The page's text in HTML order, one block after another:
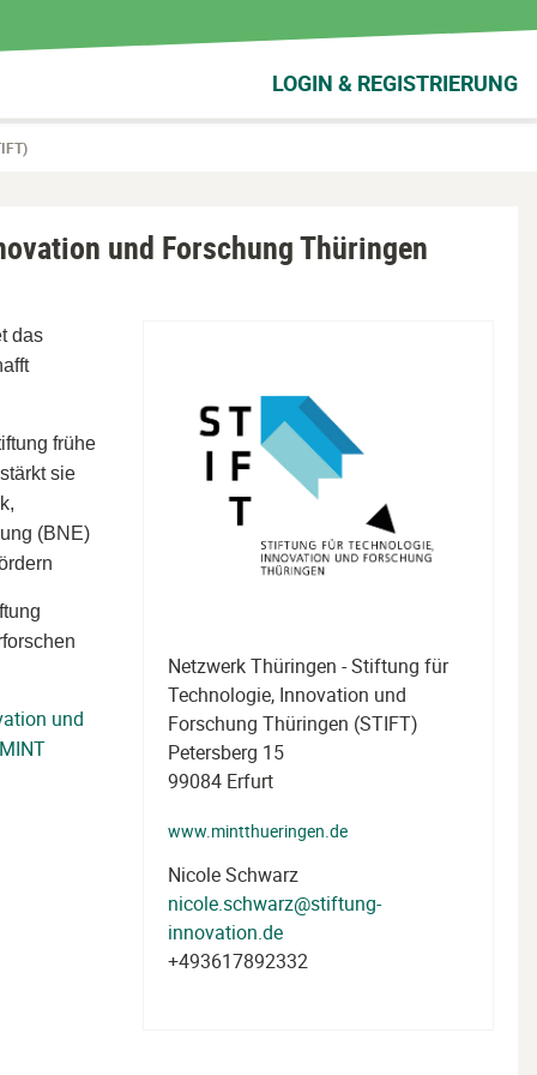
LOGIN & REGISTRIERUNG
und Forschung Thüringen
das
frühe
sie
(BNE)
und
Netzwerk Thüringen - Stiftung für
Technologie, Innovation und
Forschung Thüringen (STIFT)
Petersberg 15
99084 Erfurt
www.mintthueringen.de
Nicole Schwarz
nicole.schwarz@stiftung-
innovation.de
+493617892332